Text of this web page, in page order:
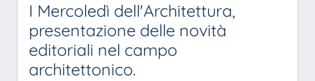
I Mercoledì dell'Architettura,
presentazione delle novità
editoriali nel campo
architettonico.